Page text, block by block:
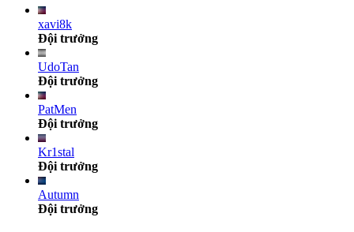
xavi8k
Đội trưởng
UdoTan
Đội trưởng
PatMen
Đội trưởng
Kr1stal
Đội trưởng
Autumn
Đội trưởng